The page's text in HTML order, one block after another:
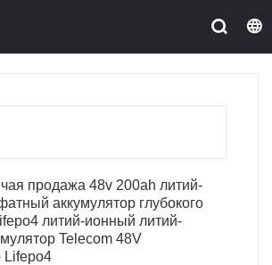
продажа 48v 200ah литий-
аккумулятор глубокого
литий-ионный литий-
Telecom 48V
Lifepo4